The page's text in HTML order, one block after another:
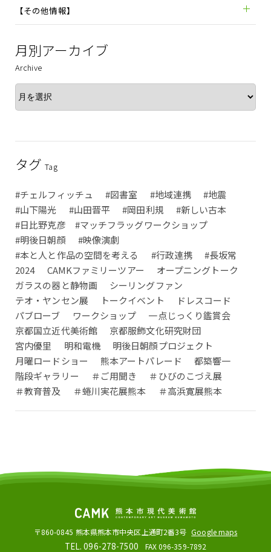
【その他情報】
月別アーカイブ
Archive
タグTag
#チェルフィッチュ #図書室 #地域連携
#地震
#山下陽光
#山田晋平 #岡田利規
#新しい古本
#日比野克彦 #マッチフラッグワークショップ
#明後日朝顔
#映像演劇
#本と人と作品の空間を考える
#行政連携
#長坂常
2024
CAMKファミリーツアー
オープニングトーク
ガラスの器と静物画
シーリングファン
テオ・ヤンセン展
トークイベント
ドレスコード
パブローブ
ワークショップ
一点じっくり鑑賞会
京都国立近代美術館
京都服飾文化研究財団
宮内優里
明和電機
明後日朝顔プロジェクト
月曜ロードショー
熊本アートパレード
都築響一
階段ギャラリー
＃ご用聞き
＃ひびのこづえ展
＃教育普及
＃蜷川実花展熊本 ＃高浜寛展熊本
〒860-0845 熊本県熊本市中央区上通町2番3号 Google maps
TEL. 096-278-7500 FAX 096-359-7892